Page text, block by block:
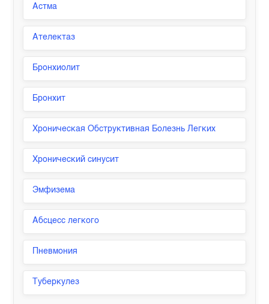
Астма
Ателектаз
Бронхиолит
Бронхит
Хроническая Обструктивная Болезнь Легких
Хронический синусит
Эмфизема
Абсцесс легкого
Пневмония
Туберкулез